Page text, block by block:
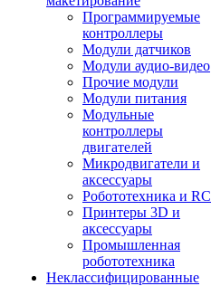
Программируемые
контроллеры
Модули датчиков
Модули аудио-видео
Прочие модули
Модули питания
Модульные
контроллеры
двигателей
Микродвигатели и
аксессуары
Робототехника и RC
Принтеры 3D и
аксессуары
Промышленная
робототехника
Неклассифицированные